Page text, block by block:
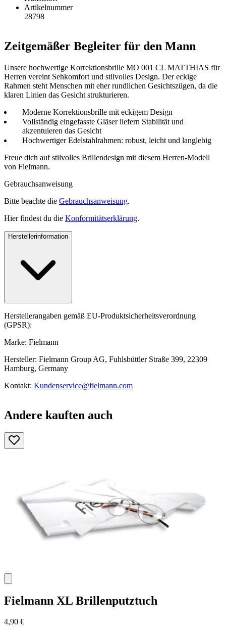
Artikelnummer
28798
Zeitgemäßer Begleiter für den Mann
Unsere hochwertige Korrektionsbrille MO 001 CL MATTHIAS für
Herren vereint Sehkomfort und stilvolles Design. Der eckige
Rahmen steht Menschen mit eher rundlichen Gesichtszügen, da die
klaren Linien das Gesicht strukturieren.
Moderne Korrektionsbrille mit eckigem Design
Vollständig eingefasste Gläser liefern Stabilität und
akzentuieren das Gesicht
Hochwertiger Edelstahlrahmen: robust, leicht und langlebig
Freue dich auf stilvolles Brillendesign mit diesem Herren-Modell
von Fielmann.
Gebrauchsanweisung
Bitte beachte die Gebrauchsanweisung.
Hier findest du die Konformitätserklärung.
Herstellerinformation
Herstellerangaben gemäß EU-Produktsicherheitsverordnung
(GPSR):
Marke: Fielmann
Hersteller: Fielmann Group AG, Fuhlsbüttler Straße 399, 22309
Hamburg, Germany
Kontakt: Kundenservice@fielmann.com
Andere kauften auch
Fielmann XL Brillenputztuch
4,90 €